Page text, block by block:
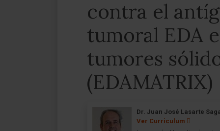
contra el
tumoral EDA
tumores
(EDAMATRIX)
Dr. Juan José Lasarte
Ver Curriculum